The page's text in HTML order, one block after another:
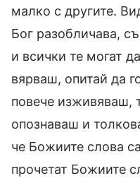
малко с другите.
Бог разобличава,
и всички те могат
вярваш, опитай да
повече изживяваш,
опознаваш и
че Божиите слова
прочетат Божиите